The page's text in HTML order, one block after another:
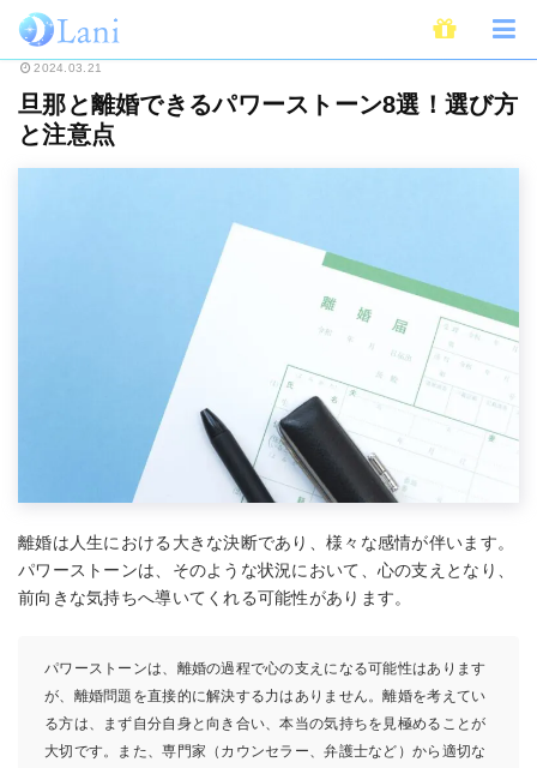
ホーム スピリチュアル 旦那と離婚できるパワーストー
2024.03.21
旦那と離婚できるパワーストーン8選！選び方
と注意点
離婚は人生における大きな決断であり、様々な感情が伴います。
パワーストーンは、そのような状況において、心の支えとなり、
前向きな気持ちへ導いてくれる可能性があります。
パワーストーンは、離婚の過程で心の支えになる可能性はあります
が、離婚問題を直接的に解決する力はありません。離婚を考えてい
る方は、まず自分自身と向き合い、本当の気持ちを見極めることが
大切です。また、専門家（カウンセラー、弁護士など）から適切な